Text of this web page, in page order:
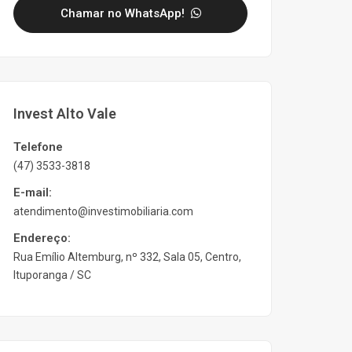
Chamar no WhatsApp!
Invest Alto Vale
Telefone
(47) 3533-3818
E-mail:
atendimento@investimobiliaria.com
Endereço:
Rua Emílio Altemburg, nº 332, Sala 05, Centro,
Ituporanga / SC